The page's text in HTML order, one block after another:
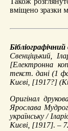
вміщено зразки
Свенціцький,
[Електронна
текст. дані (1
Києві, [1917?]
Оригінал
Ярослава
українську /
Києві, [1917]. –